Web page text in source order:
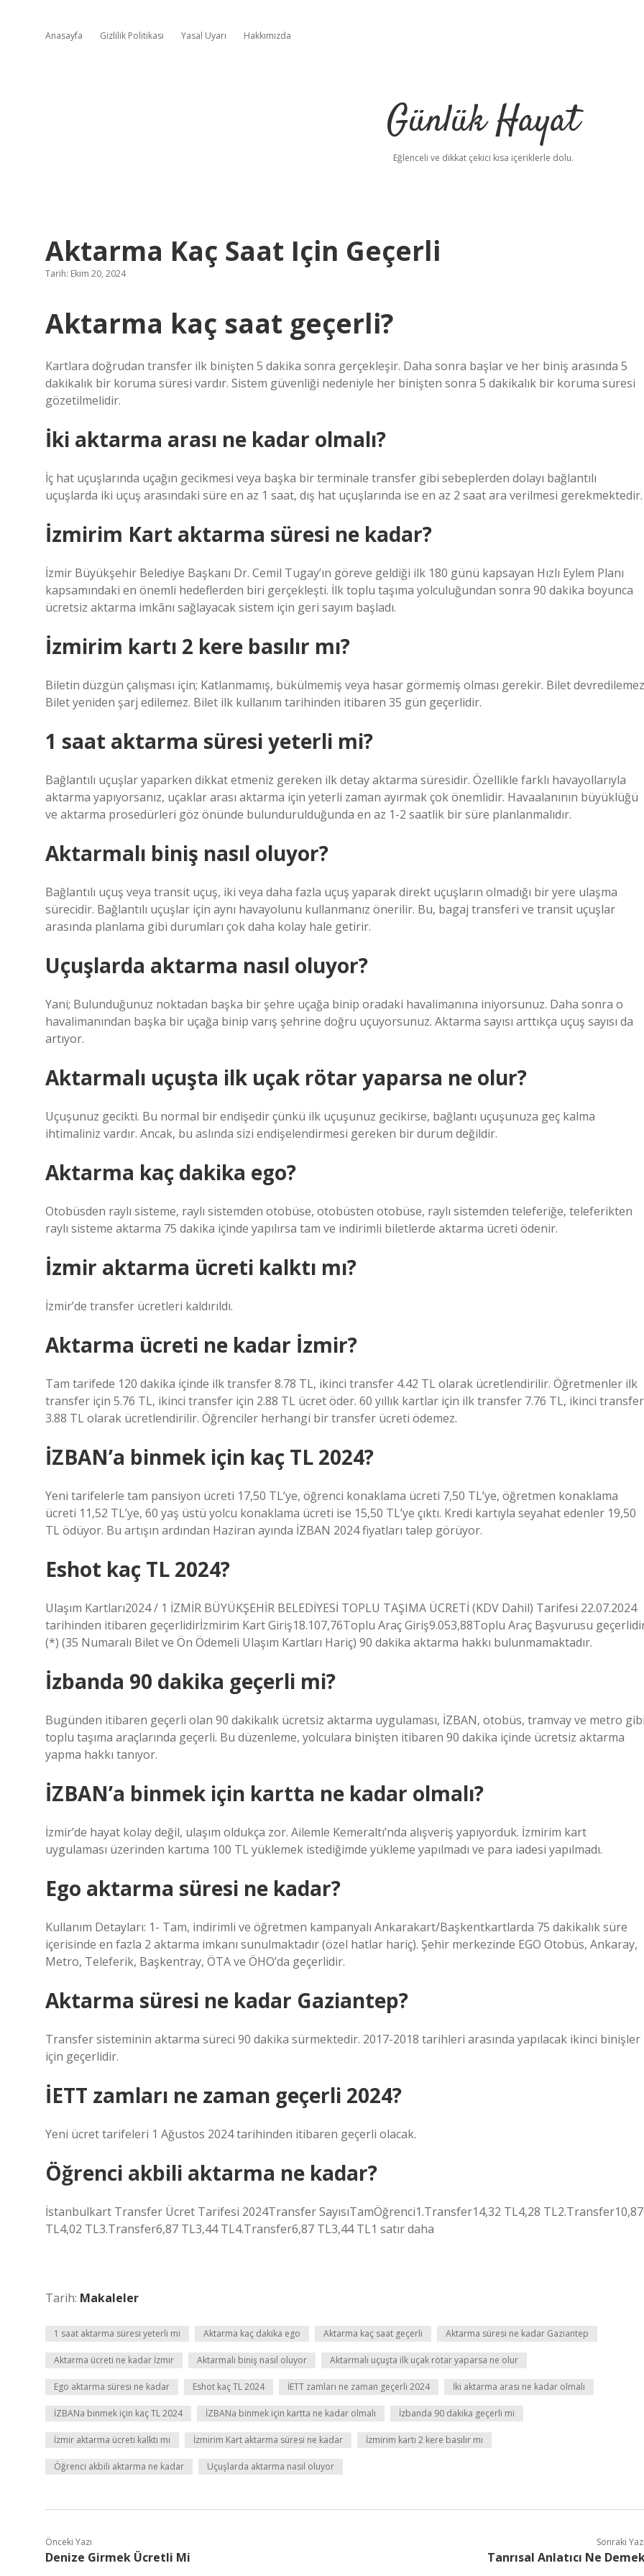
Anasayfa Gizlilik Politikası Yasal Uyarı Hakkımızda
Günlük Hayat
Eğlenceli ve dikkat çekici kısa içeriklerle dolu.
Aktarma Kaç Saat Için Geçerli
Tarih: Ekim 20, 2024
Aktarma kaç saat geçerli?
Kartlara doğrudan transfer ilk binişten 5 dakika sonra gerçekleşir. Daha sonra başlar ve her biniş arasında 5
dakikalık bir koruma süresi vardır. Sistem güvenliği nedeniyle her binişten sonra 5 dakikalık bir koruma süresi
gözetilmelidir.
İki aktarma arası ne kadar olmalı?
İç hat uçuşlarında uçağın gecikmesi veya başka bir terminale transfer gibi sebeplerden dolayı bağlantılı
uçuşlarda iki uçuş arasındaki süre en az 1 saat, dış hat uçuşlarında ise en az 2 saat ara verilmesi gerekmektedir.
İzmirim Kart aktarma süresi ne kadar?
İzmir Büyükşehir Belediye Başkanı Dr. Cemil Tugay’ın göreve geldiği ilk 180 günü kapsayan Hızlı Eylem Planı
kapsamındaki en önemli hedeflerden biri gerçekleşti. İlk toplu taşıma yolculuğundan sonra 90 dakika boyunca
ücretsiz aktarma imkânı sağlayacak sistem için geri sayım başladı.
İzmirim kartı 2 kere basılır mı?
Biletin düzgün çalışması için; Katlanmamış, bükülmemiş veya hasar görmemiş olması gerekir. Bilet
Bilet yeniden şarj edilemez. Bilet ilk kullanım tarihinden itibaren 35 gün geçerlidir.
1 saat aktarma süresi yeterli mi?
Bağlantılı uçuşlar yaparken dikkat etmeniz gereken ilk detay aktarma süresidir. Özellikle farklı havayollarıyla
aktarma yapıyorsanız, uçaklar arası aktarma için yeterli zaman ayırmak çok önemlidir. Havaalanının büyüklüğü
ve aktarma prosedürleri göz önünde bulundurulduğunda en az 1-2 saatlik bir süre planlanmalıdır.
Aktarmalı biniş nasıl oluyor?
Bağlantılı uçuş veya transit uçuş, iki veya daha fazla uçuş yaparak direkt uçuşların olmadığı bir yere ulaşma
sürecidir. Bağlantılı uçuşlar için aynı havayolunu kullanmanız önerilir. Bu, bagaj transferi ve transit uçuşlar
arasında planlama gibi durumları çok daha kolay hale getirir.
Uçuşlarda aktarma nasıl oluyor?
Yani; Bulunduğunuz noktadan başka bir şehre uçağa binip oradaki havalimanına iniyorsunuz. Daha sonra o
havalimanından başka bir uçağa binip varış şehrine doğru uçuyorsunuz. Aktarma sayısı arttıkça uçuş sayısı da
artıyor.
Aktarmalı uçuşta ilk uçak rötar yaparsa ne olur?
Uçuşunuz gecikti. Bu normal bir endişedir çünkü ilk uçuşunuz gecikirse, bağlantı uçuşunuza geç kalma
ihtimaliniz vardır. Ancak, bu aslında sizi endişelendirmesi gereken bir durum değildir.
Aktarma kaç dakika ego?
Otobüsden raylı sisteme, raylı sistemden otobüse, otobüsten otobüse, raylı sistemden teleferiğe, teleferikten
raylı sisteme aktarma 75 dakika içinde yapılırsa tam ve indirimli biletlerde aktarma ücreti ödenir.
İzmir aktarma ücreti kalktı mı?
İzmir’de transfer ücretleri kaldırıldı.
Aktarma ücreti ne kadar İzmir?
Tam tarifede 120 dakika içinde ilk transfer 8.78 TL, ikinci transfer 4.42 TL olarak ücretlendirilir. Öğretmenler ilk
transfer için 5.76 TL, ikinci transfer için 2.88 TL ücret öder. 60 yıllık kartlar için ilk transfer 7.76 TL, ikinci transfer
3.88 TL olarak ücretlendirilir. Öğrenciler herhangi bir transfer ücreti ödemez.
İZBAN’a binmek için kaç TL 2024?
Yeni tarifelerle tam pansiyon ücreti 17,50 TL’ye, öğrenci konaklama ücreti 7,50 TL’ye, öğretmen konaklama
ücreti 11,52 TL’ye, 60 yaş üstü yolcu konaklama ücreti ise 15,50 TL’ye çıktı. Kredi kartıyla seyahat edenler 19,50
TL ödüyor. Bu artışın ardından Haziran ayında İZBAN 2024 fiyatları talep görüyor.
Eshot kaç TL 2024?
Ulaşım Kartları2024 / 1 İZMİR BÜYÜKŞEHİR BELEDİYESİ TOPLU TAŞIMA ÜCRETİ (KDV Dahil) Tarifesi 22.07.2024
tarihinden itibaren geçerlidirİzmirim Kart Giriş18.107,76Toplu Araç Giriş9.053,88Toplu Araç Başvurusu
(*) (35 Numaralı Bilet ve Ön Ödemeli Ulaşım Kartları Hariç) 90 dakika aktarma hakkı bulunmamaktadır.
İzbanda 90 dakika geçerli mi?
Bugünden itibaren geçerli olan 90 dakikalık ücretsiz aktarma uygulaması, İZBAN, otobüs, tramvay ve metro gibi
toplu taşıma araçlarında geçerli. Bu düzenleme, yolculara binişten itibaren 90 dakika içinde ücretsiz aktarma
yapma hakkı tanıyor.
İZBAN’a binmek için kartta ne kadar olmalı?
İzmir’de hayat kolay değil, ulaşım oldukça zor. Ailemle Kemeraltı’nda alışveriş yapıyorduk. İzmirim kart
uygulaması üzerinden kartıma 100 TL yüklemek istediğimde yükleme yapılmadı ve para iadesi yapılmadı.
Ego aktarma süresi ne kadar?
Kullanım Detayları: 1- Tam, indirimli ve öğretmen kampanyalı Ankarakart/Başkentkartlarda 75 dakikalık süre
içerisinde en fazla 2 aktarma imkanı sunulmaktadır (özel hatlar hariç). Şehir merkezinde EGO Otobüs, Ankaray,
Metro, Teleferik, Başkentray, ÖTA ve ÖHO’da geçerlidir.
Aktarma süresi ne kadar Gaziantep?
Transfer sisteminin aktarma süreci 90 dakika sürmektedir. 2017-2018 tarihleri ​​arasında yapılacak ikinci binişler
için geçerlidir.
İETT zamları ne zaman geçerli 2024?
Yeni ücret tarifeleri 1 Ağustos 2024 tarihinden itibaren geçerli olacak.
Öğrenci akbili aktarma ne kadar?
İstanbulkart Transfer Ücret Tarifesi 2024Transfer SayısıTamÖğrenci1.Transfer14,32 TL4,28 TL2.Transfer10,87
TL4,02 TL3.Transfer6,87 TL3,44 TL4.Transfer6,87 TL3,44 TL1 satır daha
Tarih: Makaleler
1 saat aktarma süresi yeterli mi Aktarma kaç dakika ego Aktarma kaç saat geçerli Aktarma süresi ne kadar Gaziantep
Aktarma ücreti ne kadar İzmir Aktarmalı biniş nasıl oluyor Aktarmalı uçuşta ilk uçak rötar yaparsa ne olur
Ego aktarma süresi ne kadar Eshot kaç TL 2024 İETT zamları ne zaman geçerli 2024 İki aktarma arası ne kadar olmalı
İZBANa binmek için kaç TL 2024 İZBANa binmek için kartta ne kadar olmalı İzbanda 90 dakika geçerli mi
İzmir aktarma ücreti kalktı mı İzmirim Kart aktarma süresi ne kadar İzmirim kartı 2 kere basılır mı
Öğrenci akbili aktarma ne kadar Uçuşlarda aktarma nasıl oluyor
Önceki Yazı
Denize Girmek Ücretli Mi
Sonraki Yazı
Tanrısal Anlatıcı Ne